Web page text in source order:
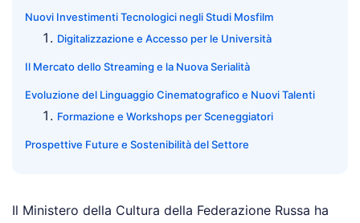
Nuovi Investimenti Tecnologici negli Studi Mosfilm
Digitalizzazione e Accesso per le Università
Il Mercato dello Streaming e la Nuova Serialità
Evoluzione del Linguaggio Cinematografico e Nuovi Talenti
Formazione e Workshops per Sceneggiatori
Prospettive Future e Sostenibilità del Settore
Il Ministero della Cultura della Federazione Russa ha